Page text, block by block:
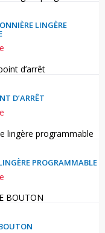
LINGÈRE
D’ARRÊT
PROGRAMMABLE